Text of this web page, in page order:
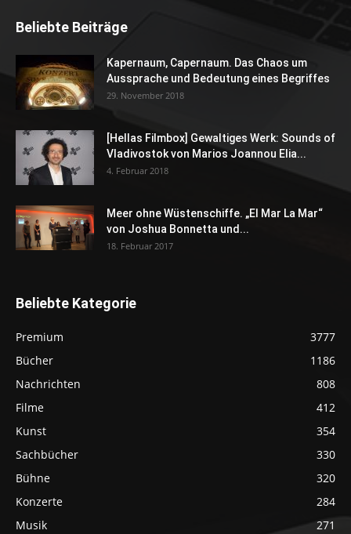
Beliebte Beiträge
Kapernaum, Capernaum. Das Chaos um
Aussprache und Bedeutung eines Begriffes
29. November 2018
[Hellas Filmbox] Gewaltiges Werk: Sounds of
Vladivostok von Marios Joannou Elia...
4. Februar 2018
Meer ohne Wüstenschiffe. „El Mar La Mar“
von Joshua Bonnetta und...
18. Februar 2017
Beliebte Kategorie
Premium
3777
Bücher
1186
Nachrichten
808
Filme
412
Kunst
354
Sachbücher
330
Bühne
320
Konzerte
284
Musik
271